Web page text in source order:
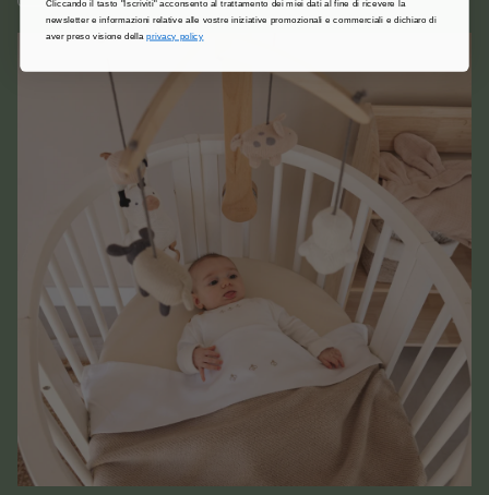
Cliccando il tasto "Iscriviti" acconsento al trattamento dei miei dati al fine di ricevere la
newsletter e informazioni relative alle vostre iniziative promozionali e commerciali e dichiaro di
aver preso visione dellaprivacy policy